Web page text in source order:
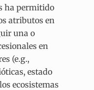
ha permitido
atributos en
una o
en
(e.g.,
estado
ecosistemas